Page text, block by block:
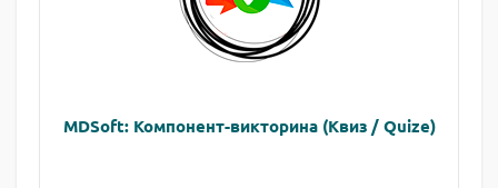
MDSoft: Компонент-викторина (Квиз / Quize)